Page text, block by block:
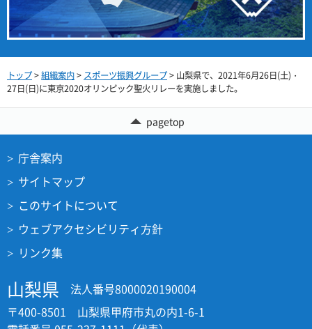
トップ>組織案内> スポーツ振興グループ> 山梨県で、2021年6月26日(土)・
27日(日)に東京2020オリンピック聖火リレーを実施しました。
pagetop
庁舎案内
サイトマップ
このサイトについて
ウェブアクセシビリティ方針
リンク集
山梨県
法人番号8000020190004
〒400-8501 山梨県甲府市丸の内1-6-1